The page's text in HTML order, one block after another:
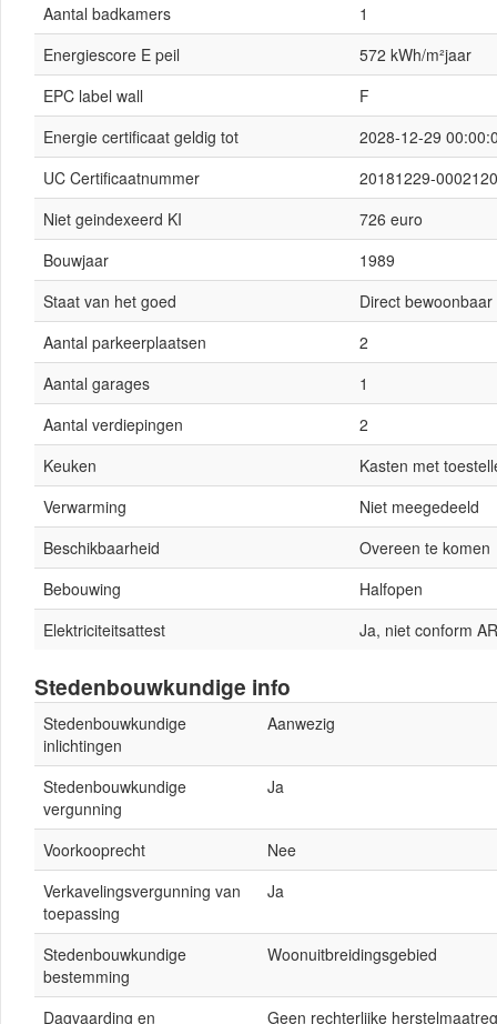
Aantal badkamers
1
Energiescore E peil
572 kWh/m²jaar
EPC label wall
F
Energie certificaat geldig tot
2028-12-29
UC Certificaatnummer
20181229-
Niet geindexeerd KI
726 euro
Bouwjaar
1989
Staat van het goed
Direct bewoonbaar
Aantal parkeerplaatsen
2
Aantal garages
1
Aantal verdiepingen
2
Keuken
Kasten met
Verwarming
Niet meegedeeld
Beschikbaarheid
Overeen te komen
Bebouwing
Halfopen
Elektriciteitsattest
Ja, niet conform
Stedenbouwkundige info
Stedenbouwkundige
inlichtingen
Aanwezig
Stedenbouwkundige
vergunning
Ja
Voorkooprecht
Nee
Verkavelingsvergunning van
toepassing
Ja
Stedenbouwkundige
bestemming
Woonuitbreidingsgebied
Dagvaarding en Geen rechterlijke